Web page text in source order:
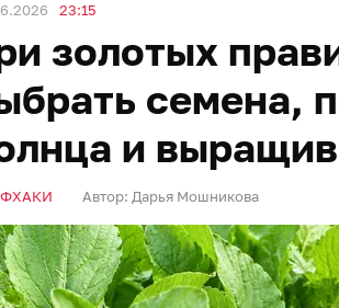
23:15
золотых
семена,
и
Автор: Дарья Мошникова